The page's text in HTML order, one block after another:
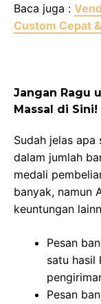
Baca juga :
Custom Cepat
Jangan Ragu
Massal di Sini!
Sudah jelas apa
dalam jumlah
medali
banyak, namun
keuntungan
Pesan
satu hasil
Pesan